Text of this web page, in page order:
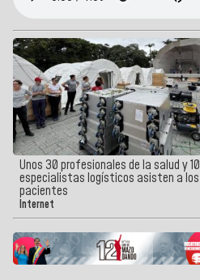
Unos 30 profesionales de la salud y 10
especialistas logísticos asisten a los
pacientes
Internet